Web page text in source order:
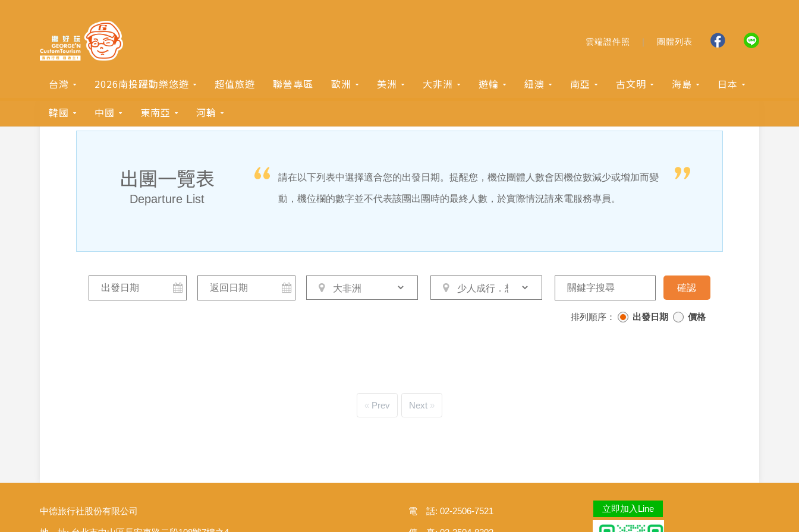
雲端證件照 團體列表
台灣 2026南投躍動樂悠遊 超值旅遊 聯營專區 歐洲 美洲 大非洲 遊輪 紐澳 南亞 古文明 海島
日本
韓國
中國 東南亞 河輪
出團一覽表
Departure List
請在以下列表中選擇適合您的出發日期。提醒您，機位團體人數會因機位數減少或增加而變
動，機位欄的數字並不代表該團出團時的最終人數，於實際情況請來電服務專員。
排列順序： 出發日期 價格
Prev Next
中德旅行社股份有限公司 電 話: 02-2506-7521 立即加入Line